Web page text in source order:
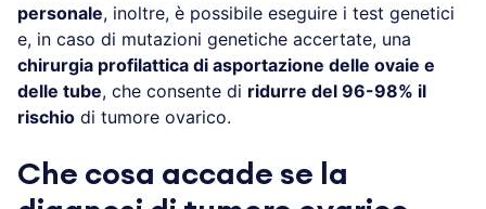
personale, inoltre, è possibile eseguire i test genetici
e, in caso di mutazioni genetiche accertate, una
chirurgia profilattica di asportazione delle ovaie e
delle tube, che consente di ridurre del 96-98% il
rischio di tumore ovarico.
Che cosa accade se la